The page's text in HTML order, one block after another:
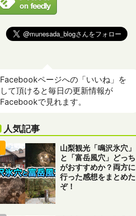
Facebookページへの「いいね」を
して頂けると毎日の更新情報が
Facebookで見れます。
人気記事
山梨観光「鳴沢氷穴」
と「富岳風穴」どっち
がおすすめか？両方に
行った感想をまとめた
ぞ！